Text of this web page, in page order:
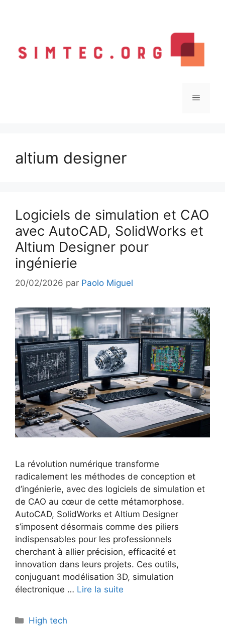
Menu
altium designer
Logiciels de simulation et CAO
avec AutoCAD, SolidWorks et
Altium Designer pour
ingénierie
20/02/2026 par Paolo Miguel
La révolution numérique transforme
radicalement les méthodes de conception et
d’ingénierie, avec des logiciels de simulation et
de CAO au cœur de cette métamorphose.
AutoCAD, SolidWorks et Altium Designer
s’imposent désormais comme des piliers
indispensables pour les professionnels
cherchant à allier précision, efficacité et
innovation dans leurs projets. Ces outils,
conjuguant modélisation 3D, simulation
électronique … Lire la suite
Catégories
High tech